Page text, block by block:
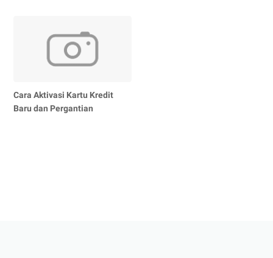
Cara Aktivasi Kartu Kredit
Baru dan Pergantian